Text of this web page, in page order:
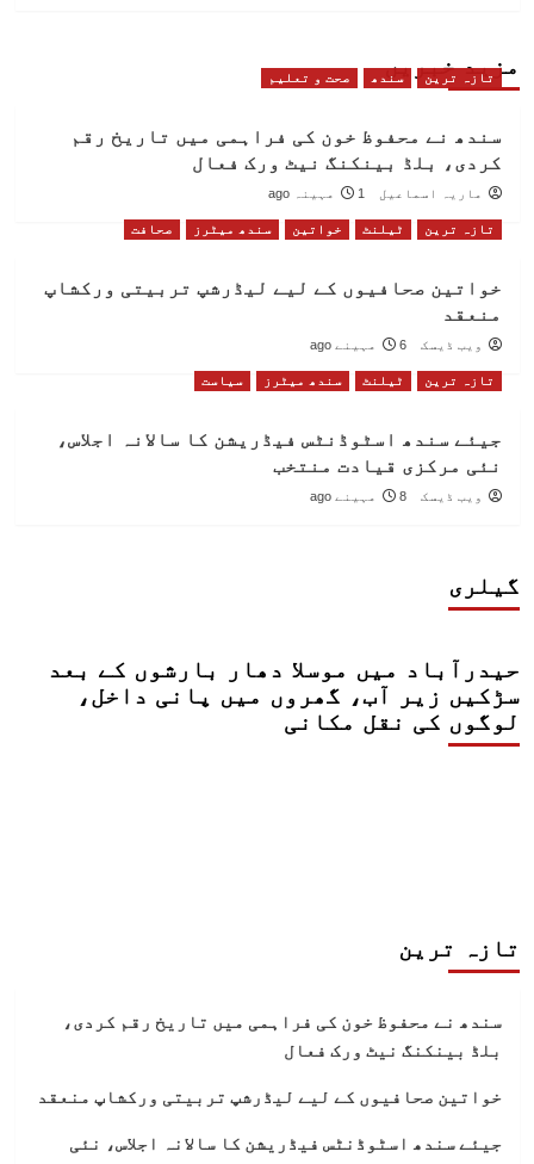
مزید خبریں
تازہ ترین سندھ صحت و تعلیم
سندھ نے محفوظ خون کی فراہمی میں تاریخ رقم
کردی، بلڈ بینکنگ نیٹ ورک فعال
ماریہ اسماعیل 1 مہینہ ago
تازہ ترین ٹیلنٹ خواتین سندھ میٹرز صحافت
خواتین صحافیوں کے لیے لیڈرشپ تربیتی ورکشاپ
منعقد
ویب ڈیسک 6 مہینے ago
تازہ ترین ٹیلنٹ سندھ میٹرز سیاست
جیئے سندھ اسٹوڈنٹس فیڈریشن کا سالانہ اجلاس،
نئی مرکزی قیادت منتخب
ویب ڈیسک 8 مہینے ago
گیلری
حیدرآباد میں موسلا دھار بارشوں کے بعد
سڑکیں زیر آب، گھروں میں پانی داخل،
لوگوں کی نقل مکانی
تازہ ترین
سندھ نے محفوظ خون کی فراہمی میں تاریخ رقم کردی،
بلڈ بینکنگ نیٹ ورک فعال
خواتین صحافیوں کے لیے لیڈرشپ تربیتی ورکشاپ منعقد
جیئے سندھ اسٹوڈنٹس فیڈریشن کا سالانہ اجلاس، نئی